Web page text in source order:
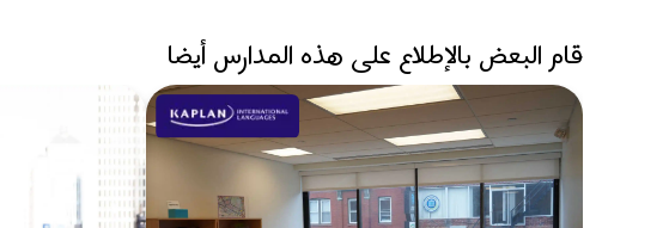
قام البعض بالإطلاع على هذه المدارس أيضا